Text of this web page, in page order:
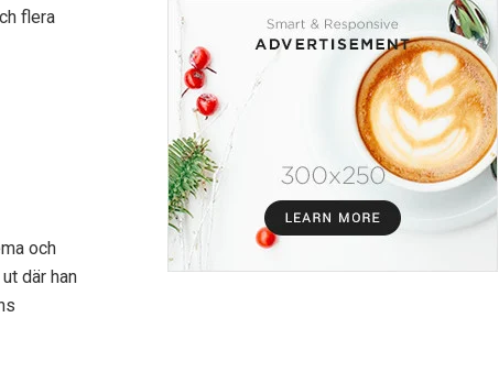
flera
och
där han